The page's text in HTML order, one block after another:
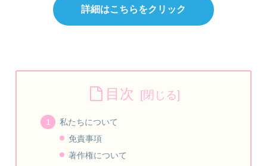
詳細はこちらをクリック
目次
私たちについて
免責事項
著作権について